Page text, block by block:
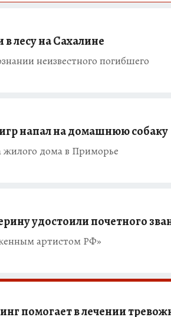
лесу на Сахалине
неизвестного погибшего
напал на домашнюю собаку
дома в Приморье
удостоили почетного
артистом РФ»
помогает в лечении